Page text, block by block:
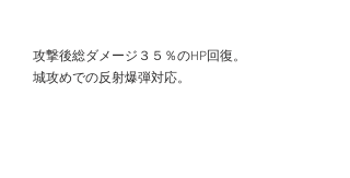
攻撃後総ダメージ３５％のHP回復。
城攻めでの反射爆弾対応。